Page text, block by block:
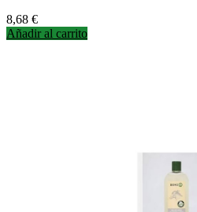
Precio
8,68 €
Añadir al carrito